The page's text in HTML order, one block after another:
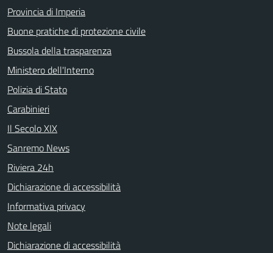
Provincia di Imperia
Buone pratiche di protezione civile
Bussola della trasparenza
Ministero dell'Interno
Polizia di Stato
Carabinieri
Il Secolo XIX
Sanremo News
Riviera 24h
Dichiarazione di accessibilità
Informativa privacy
Note legali
Dichiarazione di accessibilità